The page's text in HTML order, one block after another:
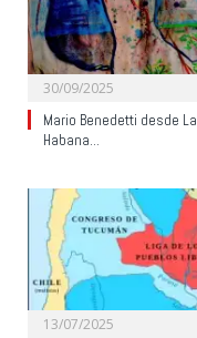
30/09/2025
Mario Benedetti desde La
Habana…
13/07/2025